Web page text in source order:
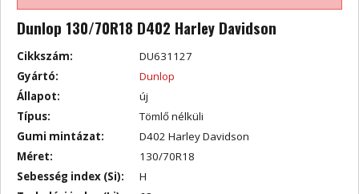
Dunlop 130/70R18 D402 Harley Davidson
Cikkszám:
DU631127
Gyártó:
Dunlop
Állapot:
új
Típus:
Tömlő nélküli
Gumi mintázat:
D402 Harley Davidson
Méret:
130/70R18
Sebesség index (Si):
H